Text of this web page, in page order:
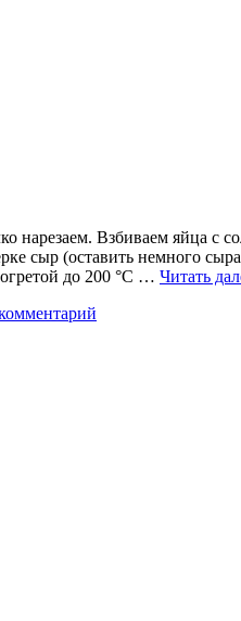
нарезаем. Взбиваем яйца с
сыр (оставить немного
до 200 °C … Читать